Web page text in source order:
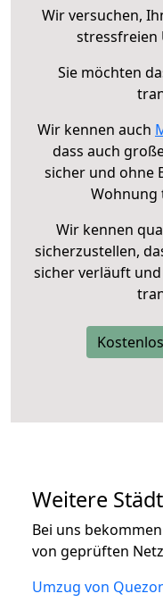
Wir versuchen,
stressfreien
Sie möchten
Wir kennen auch
dass auch
sicher und ohne
Wir kennen
sicherzustellen,
sicher verläuft
Weitere
Bei uns
von geprüften
Umzug von